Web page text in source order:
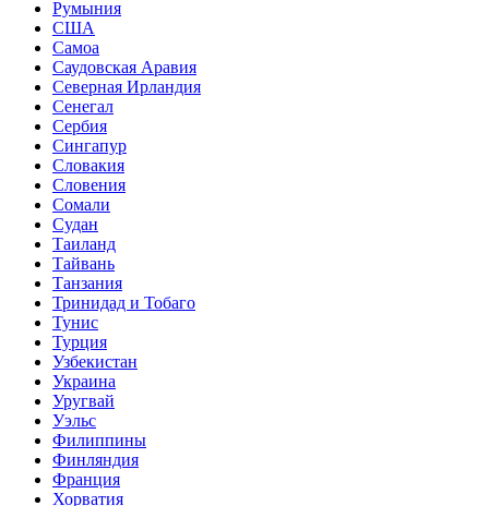
Румыния
США
Самоа
Саудовская Аравия
Северная Ирландия
Сенегал
Сербия
Сингапур
Словакия
Словения
Сомали
Судан
Таиланд
Тайвань
Танзания
Тринидад и Тобаго
Тунис
Турция
Узбекистан
Украина
Уругвай
Уэльс
Филиппины
Финляндия
Франция
Хорватия